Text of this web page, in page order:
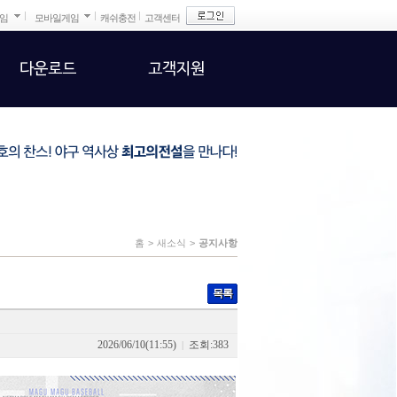
모바일게임 캐쉬충전 고객센터
다운로드 고객지원
홈 > 새소식 > 공지사항
목록
2026/06/10(11:55) | 조회:383